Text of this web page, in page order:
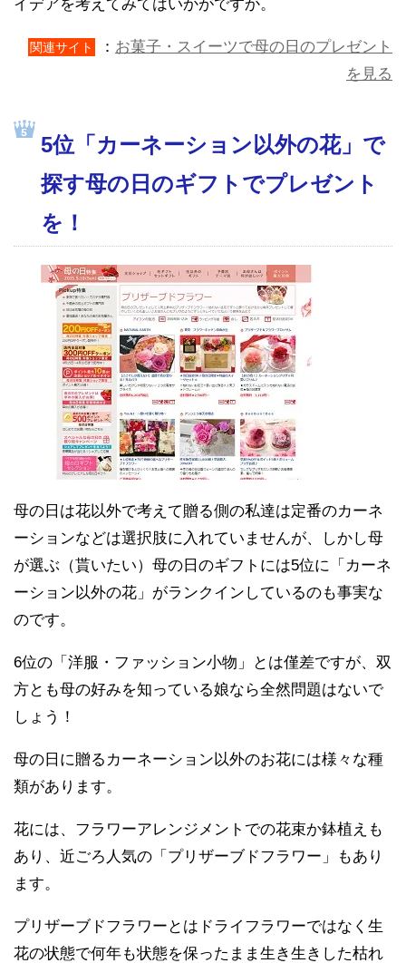
イデアを考えてみてはいかがですか。
関連サイト ： お菓子・スイーツで母の日のプレゼント
を見る
5位「カーネーション以外の花」で
探す母の日のギフトでプレゼント
を！
母の日は花以外で考えて贈る側の私達は定番のカーネ
ーションなどは選択肢に入れていませんが、しかし母
が選ぶ（貰いたい）母の日のギフトには5位に「カーネ
ーション以外の花」がランクインしているのも事実な
のです。
6位の「洋服・ファッション小物」とは僅差ですが、双
方とも母の好みを知っている娘なら全然問題はないで
しょう！
母の日に贈るカーネーション以外のお花には様々な種
類があります。
花には、フラワーアレンジメントでの花束か鉢植えも
あり、近ごろ人気の「プリザーブドフラワー」もあり
ます。
プリザーブドフラワーとはドライフラワーではなく生
花の状態で何年も状態を保ったまま生き生きした枯れ